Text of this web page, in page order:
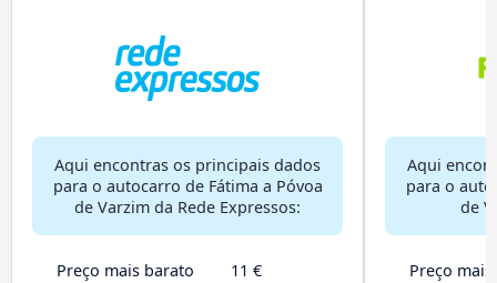
Aqui encontras os principais dados
para o autocarro de Fátima a Póvoa
de Varzim da Rede Expressos:
Preço mais barato
11 €
Aqui
para o
de
Preço